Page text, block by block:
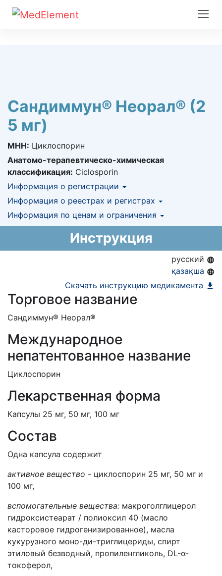
Сандиммун® Неорал® (2
5 мг)
МНН: Циклоспорин
Анатомо-терапевтическо-химическая
классификация: Ciclosporin
Информация о регистрации
Номер регистрации в РК:№ РК-ЛС-5№003793
Информация о регистрации в РК:24.12.2015 -
24.12.2020
Информация о реестрах и регистрах
КНФ (ЛС включено в Казахстанский
национальный формуляр лекарственных
АЛО (Включено в Список бесплатного
амбулаторного лекарственного обеспечения)
ЕД (Включено в Список ЛС в рамках ГОБМП,
подлежащих закупу у Единого
Информация по ценам и ограничения
Инструкция
русский
қазақша
Скачать инструкцию медикамента
Торговое название
Сандиммун® Неорал®
Международное
непатентованное название
Циклоспорин
Лекарственная форма
Капсулы 25 мг, 50 мг, 100 мг
Состав
Одна капсула содержит
активное вещество - циклоспорин 25 мг, 50 мг и
100 мг,
вспомогательные вещества: макроголглицерол
гидроксистеарат / полиоксил 40 (масло
касторовое гидрогенизированное), масла
кукурузного моно-ди-триглицериды, спирт
этиловый безводный, пропиленгликоль, DL-α-
токоферол,